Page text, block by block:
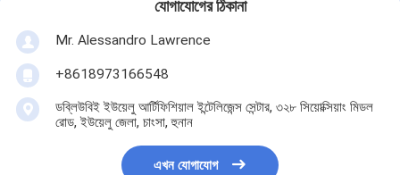
যোগাযোগের ঠিকানা
Mr. Alessandro Lawrence
+8618973166548
ডব্লিউবিই ইউয়েলু আর্টিফিশিয়াল ইন্টেলিজেন্স সেন্টার, ৩২৮ সিয়োক্সিয়াং মিডল
রোড, ইউয়েলু জেলা, চাংসা, হুনান
এখন যোগাযোগ